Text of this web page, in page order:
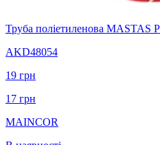
Труба поліетиленова MASTAS
AKD48054
19 грн
17 грн
MAINCOR